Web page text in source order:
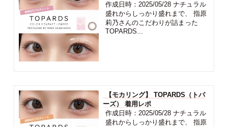
作成日時：2025/05/28 ナチュラル
盛れからしっかり盛れまで、 指原
莉乃さんのこだわりが詰まった
TOPARDS...
【モカリング】 TOPARDS（トパ
ーズ） 着用レポ
作成日時：2025/05/28 ナチュラル
盛れからしっかり盛れまで、 指原